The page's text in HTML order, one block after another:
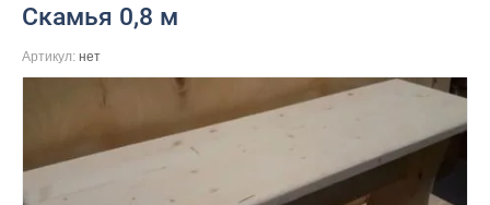
Скамья 0,8 м
Артикул: нет